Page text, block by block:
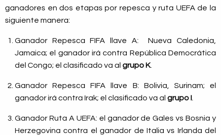
ganadores en dos etapas por repesca y ruta UEFA de la
siguiente manera:
Ganador Repesca FIFA llave A: Nueva Caledonia,
Jamaica; el ganador irá contra República Democrática
del Congo; el clasificado va al grupo K.
Ganador Repesca FIFA llave B: Bolivia, Surinam; el
ganador irá contra Irak; el clasificado va al grupo I
Ganador Ruta A UEFA: el ganador de Gales vs Bosnia y
Herzegovina contra el ganador de Italia vs Irlanda del